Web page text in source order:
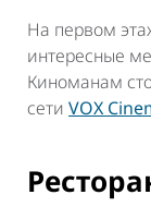
На первом
интересные
Киноманам
сети VOX